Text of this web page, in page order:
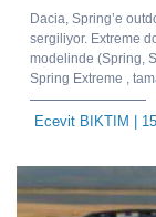
Dacia, Spring’e
sergiliyor. Extreme
modelinde (Spring,
Spring Extreme ,
Ecevit BIKTIM |